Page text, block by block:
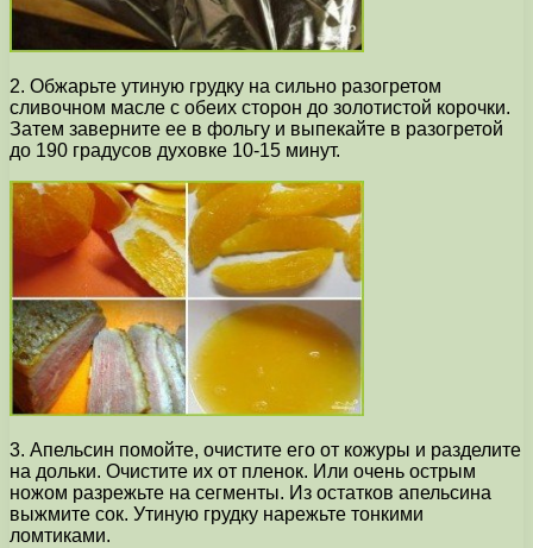
2. Обжарьте утиную грудку на сильно разогретом
сливочном масле с обеих сторон до золотистой корочки.
Затем заверните ее в фольгу и выпекайте в разогретой
до 190 градусов духовке 10-15 минут.
3. Апельсин помойте, очистите его от кожуры и разделите
на дольки. Очистите их от пленок. Или очень острым
ножом разрежьте на сегменты. Из остатков апельсина
выжмите сок. Утиную грудку нарежьте тонкими
ломтиками.